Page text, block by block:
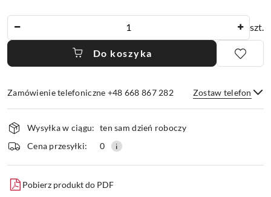
szt.
Do koszyka
Zamówienie telefoniczne +48 668 867 282 Zostaw telefon
Wyślij
Dostępność
i
dostawa
Wysyłka w ciągu: ten sam dzień roboczy
Cena przesyłki:
0
Pobierz produkt do PDF